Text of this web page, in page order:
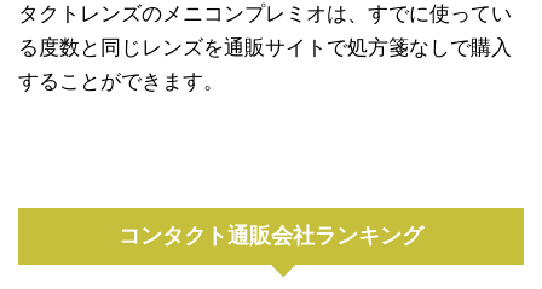
タクトレンズのメニコンプレミオは、すでに使ってい
る度数と同じレンズを通販サイトで処方箋なしで購入
することができます。
コンタクト通販会社ランキング